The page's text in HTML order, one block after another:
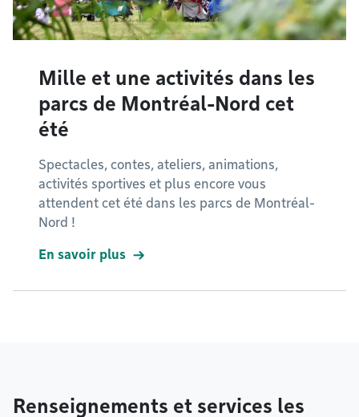
Mille et une activités dans les
parcs de Montréal-Nord cet
été
Spectacles, contes, ateliers, animations,
activités sportives et plus encore vous
attendent cet été dans les parcs de Montréal-
Nord !
En savoir plus
Renseignements et services les